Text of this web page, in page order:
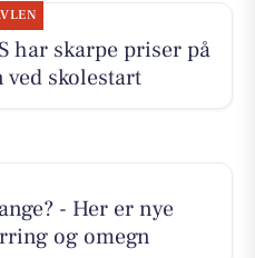
har skarpe priser på
ved skolestart
- Her er nye
og omegn